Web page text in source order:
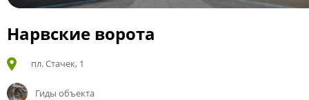
Нарвские ворота
пл. Стачек, 1
Гиды объекта